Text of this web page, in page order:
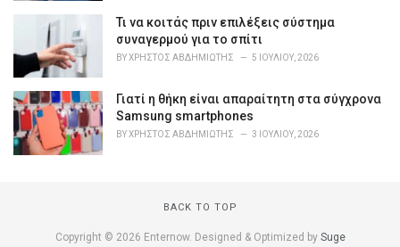
Τι να κοιτάς πριν επιλέξεις σύστημα
συναγερμού για το σπίτι
BYΧΡΉΣΤΟΣ ΑΒΔΗΜΙΏΤΗΣ 5 ΙΟΥΛΊΟΥ, 2026
Γιατί η θήκη είναι απαραίτητη στα σύγχρονα
Samsung smartphones
BYΧΡΉΣΤΟΣ ΑΒΔΗΜΙΏΤΗΣ 3 ΙΟΥΛΊΟΥ, 2026
BACK TO TOP
Copyright © 2026 Enternow. Designed & Optimized by Suge